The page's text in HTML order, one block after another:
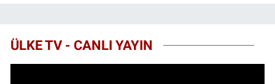
ÜLKE TV - CANLI YAYIN